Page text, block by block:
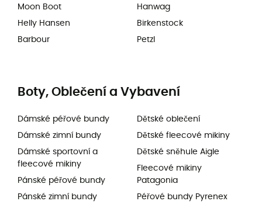
Moon Boot
Helly Hansen
Barbour
Hanwag
Birkenstock
Petzl
Boty, Oblečení a Vybavení
Dámské péřové bundy
Dámské zimní bundy
Dámské sportovní a
fleecové mikiny
Pánské péřové bundy
Pánské zimní bundy
Dětské oblečení
Dětské fleecové mikiny
Dětské sněhule Aigle
Fleecové mikiny
Patagonia
Péřové bundy Pyrenex